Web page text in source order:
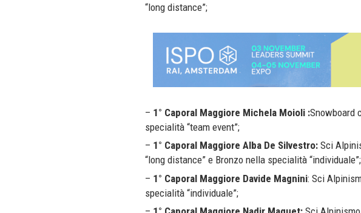
“long distance”;
– 1° Caporal Maggiore Michela Moioli :Snowboard
specialità “team event”;
– 1° Caporal Maggiore Alba De Silvestro: Sci
“long distance” e Bronzo nella specialità “individuale”;
– 1° Caporal Maggiore Davide Magnini: Sci
specialità “individuale”;